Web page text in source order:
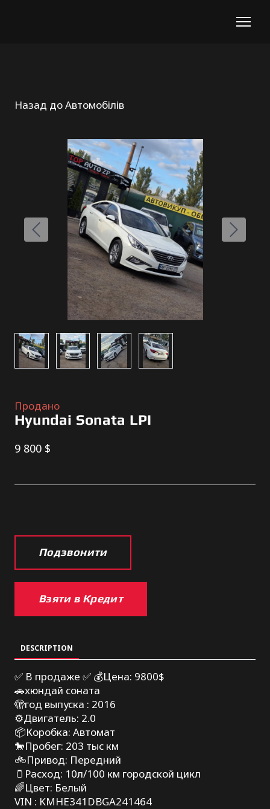
Назад до Автомобілів
Продано
Hyundai Sonata LPI
9 800 $
Подзвонити
Взяти в Кредит
DESCRIPTION
✅ В продаже ✅ 💰Цена: 9800$
🚗хюндай соната
🫣год выпуска : 2016
⚙️Двигатель: 2.0
📦Коробка: Автомат
🐎Пробег: 203 тыс км
🚲Привод: Передний
🫙Расход: 10л/100 км городской цикл
🌈Цвет: Белый
VIN : KMHE341DBGA241464